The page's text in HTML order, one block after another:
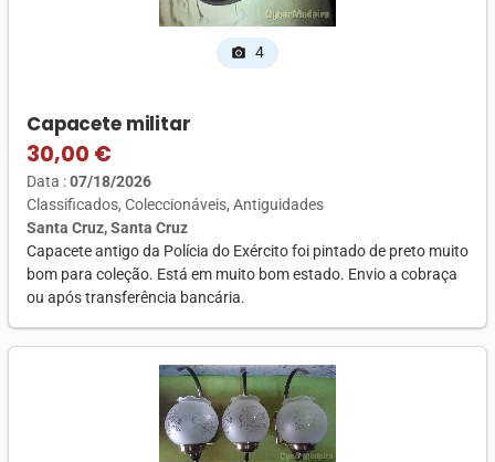
photo_camera 4
Capacete militar
30,00 €
Data :07/18/2026
Classificados Coleccionáveis Antiguidades
Santa Cruz, Santa Cruz
Capacete antigo da Polícia do Exército foi pintado de preto muito
bom para coleção. Está em muito bom estado. Envio a cobraça
ou após transferência bancária.